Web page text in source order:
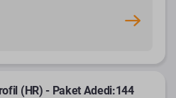
(HR) - Paket Adedi:144